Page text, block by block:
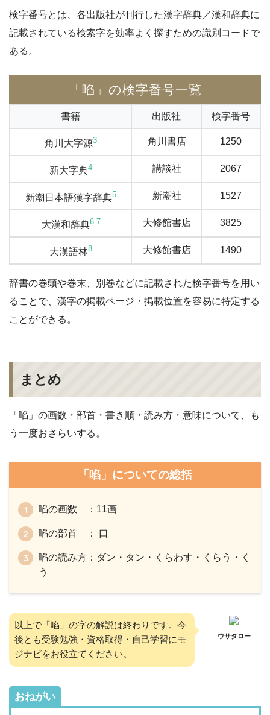
検字番号とは、各出版社が刊行した漢字辞典／漢和辞典に
記載されている検索字を効率よく探すための識別コードで
ある。
「啗」の検字番号一覧
書籍 出版社 検字番号
角川大字源3 角川書店 1250
新大字典4 講談社 2067
新潮日本語漢字辞典5 新潮社 1527
大漢和辞典6 7 大修館書店 3825
大漢語林8 大修館書店 1490
辞書の巻頭や巻末、別巻などに記載された検字番号を用い
ることで、漢字の掲載ページ・掲載位置を容易に特定する
ことができる。
まとめ
「啗」の画数・部首・書き順・読み方・意味について、も
う一度おさらいする。
「啗」についての総括
啗の画数 ：11画
啗の部首 ： 口
啗の読み方：ダン・タン・くらわす・くらう・く
う
以上で「啗」の字の解説は終わりです。今
後とも受験勉強・資格取得・自己学習にモ
ジナビをお役立てください。
ウサタロー
おねがい